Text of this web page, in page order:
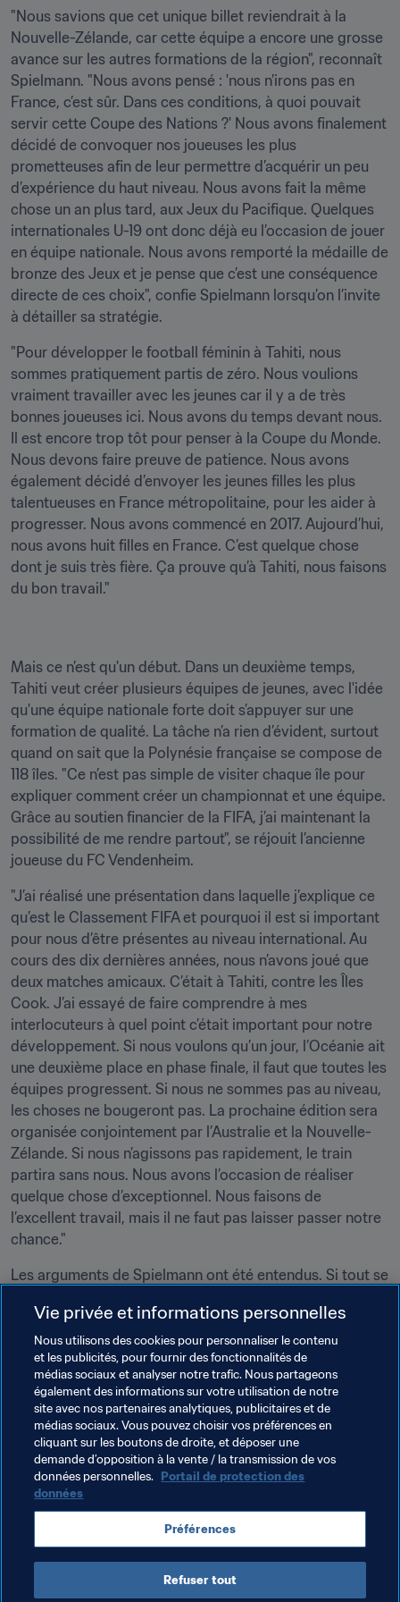
"Nous savions que cet unique billet reviendrait à la
Nouvelle-Zélande, car cette équipe a encore une grosse
avance sur les autres formations de la région", reconnaît
Spielmann. "Nous avons pensé : 'nous n’irons pas en
France, c’est sûr. Dans ces conditions, à quoi pouvait
servir cette Coupe des Nations ?' Nous avons finalement
décidé de convoquer nos joueuses les plus
prometteuses afin de leur permettre d’acquérir un peu
d’expérience du haut niveau. Nous avons fait la même
chose un an plus tard, aux Jeux du Pacifique. Quelques
internationales U-19 ont donc déjà eu l’occasion de jouer
en équipe nationale. Nous avons remporté la médaille de
bronze des Jeux et je pense que c’est une conséquence
directe de ces choix", confie Spielmann lorsqu’on l’invite
à détailler sa stratégie.
"Pour développer le football féminin à Tahiti, nous
sommes pratiquement partis de zéro. Nous voulions
vraiment travailler avec les jeunes car il y a de très
bonnes joueuses ici. Nous avons du temps devant nous.
Il est encore trop tôt pour penser à la Coupe du Monde.
Nous devons faire preuve de patience. Nous avons
également décidé d’envoyer les jeunes filles les plus
talentueuses en France métropolitaine, pour les aider à
progresser. Nous avons commencé en 2017. Aujourd’hui,
nous avons huit filles en France. C’est quelque chose
dont je suis très fière. Ça prouve qu’à Tahiti, nous faisons
du bon travail."
Mais ce n’est qu'un début. Dans un deuxième temps,
Tahiti veut créer plusieurs équipes de jeunes, avec l'idée
qu'une équipe nationale forte doit s’appuyer sur une
formation de qualité. La tâche n’a rien d’évident, surtout
quand on sait que la Polynésie française se compose de
118 îles. "Ce n’est pas simple de visiter chaque île pour
expliquer comment créer un championnat et une équipe.
Grâce au soutien financier de la FIFA, j’ai maintenant la
possibilité de me rendre partout", se réjouit l’ancienne
joueuse du FC Vendenheim.
"J’ai réalisé une présentation dans laquelle j’explique ce
qu’est le Classement FIFA et pourquoi il est si important
pour nous d’être présentes au niveau international. Au
cours des dix dernières années, nous n’avons joué que
deux matches amicaux. C’était à Tahiti, contre les Îles
Cook. J’ai essayé de faire comprendre à mes
interlocuteurs à quel point c’était important pour notre
développement. Si nous voulons qu’un jour, l’Océanie ait
une deuxième place en phase finale, il faut que toutes les
équipes progressent. Si nous ne sommes pas au niveau,
les choses ne bougeront pas. La prochaine édition sera
organisée conjointement par l’Australie et la Nouvelle-
Zélande. Si nous n’agissons pas rapidement, le train
partira sans nous. Nous avons l’occasion de réaliser
quelque chose d’exceptionnel. Nous faisons de
l’excellent travail, mais il ne faut pas laisser passer notre
chance."
Les arguments de Spielmann ont été entendus. Si tout se
amicaux en février 2021 et la sélectionneuse a déjà sa
petite idée sur la façon d’organiser ce rendez-vous : un
tournoi amical adossé à un séminaire à Auckland, en
Nouvelle-Zélande. "J’ai toujours beaucoup d’idées",
conclut-elle avec un sourire plein de détermination
Thèmes en lien
Tahiti
Vie privée et informations personnelles
Nous utilisons des cookies pour personnaliser le contenu
et les publicités, pour fournir des fonctionnalités de
médias sociaux et analyser notre trafic. Nous partageons
également des informations sur votre utilisation de notre
site avec nos partenaires analytiques, publicitaires et de
médias sociaux. Vous pouvez choisir vos préférences en
cliquant sur les boutons de droite, et déposer une
demande d’opposition à la vente / la transmission de vos
données personnelles. Portail de protection des
données
Préférences
Refuser tout